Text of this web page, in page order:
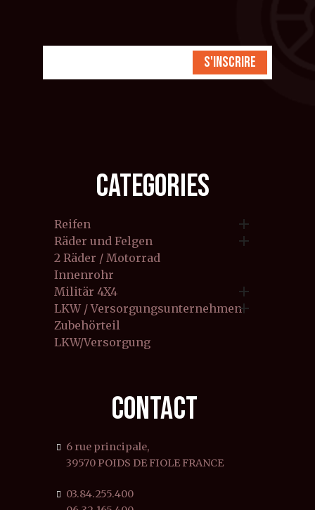
S'inscrire
CATEGORIES
Reifen 
Räder und Felgen 
2 Räder / Motorrad
Innenrohr
Militär 4X4

LKW / Versorgungsunternehmen
Zubehörteil
LKW/Versorgung
CONTACT
6 rue principale,
39570 POIDS DE FIOLE FRANCE
03.84.255.400